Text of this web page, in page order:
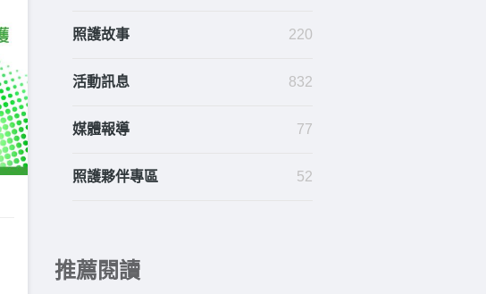
照護故事 220
活動訊息 832
媒體報導 77
照護夥伴專區 52
推薦閱讀